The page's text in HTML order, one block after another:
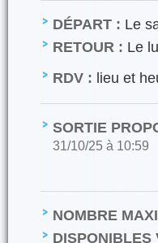
DÉPART : Le
RETOUR : Le
RDV : lieu et
SORTIE
31/10/25 à 10:59
NOMBRE
DISPONIBLES